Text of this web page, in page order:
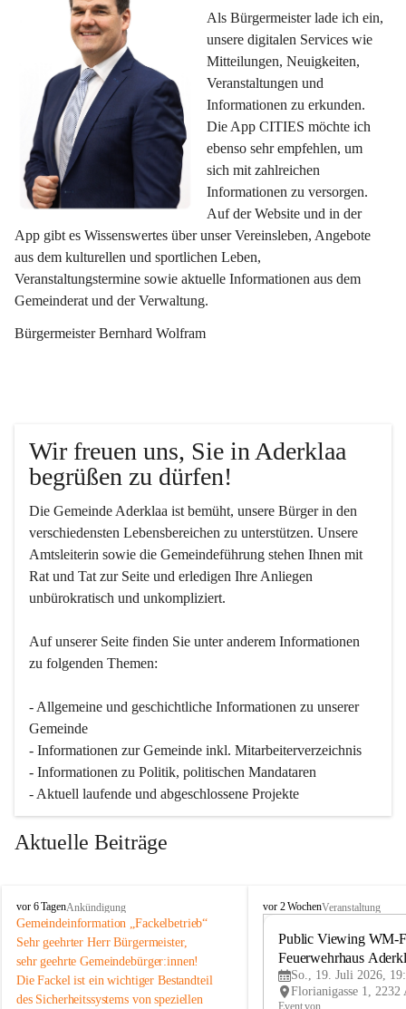
Als Bürgermeister lade ich ein,
unsere digitalen Services wie
Mitteilungen, Neuigkeiten,
Veranstaltungen und
Informationen zu erkunden.
Die App CITIES möchte ich
ebenso sehr empfehlen, um
sich mit zahlreichen
Informationen zu versorgen.
Auf der Website und in der
App gibt es Wissenswertes über unser Vereinsleben, Angebote
aus dem kulturellen und sportlichen Leben,
Veranstaltungstermine sowie aktuelle Informationen aus dem
Gemeinderat und der Verwaltung.
Bürgermeister Bernhard Wolfram
Wir freuen uns, Sie in Aderklaa
begrüßen zu dürfen!
Die Gemeinde Aderklaa ist bemüht, unsere Bürger in den
verschiedensten Lebensbereichen zu unterstützen. Unsere
Amtsleiterin sowie die Gemeindeführung stehen Ihnen mit
Rat und Tat zur Seite und erledigen Ihre Anliegen
unbürokratisch und unkompliziert.
Auf unserer Seite finden Sie un­ter an­de­rem Informationen
zu folgenden Themen:
- Allgemeine und geschichtliche Informationen zu unserer
Gemeinde
- Informationen zur Gemeinde inkl. Mitarbeiterverzeichnis
- Informationen zu Politik, politischen Mandataren
- Aktuell laufende und abgeschlossene Projekte
Aktuelle Beiträge
A
d
e
r
k
l
a
vor 6 TagenAnkündigung
Gemeindeinformation „Fackelbetrieb“
Sehr geehrter Herr Bürgermeister,
sehr geehrte Gemeindebürger:innen!
Die Fackel ist ein wichtiger Bestandteil
des Sicherheitssystems von speziellen
A
vor 2 WochenVeranstaltung
Public Viewing WM-
Feuerwehrhaus
So., 19. Juli 2026,
Event von